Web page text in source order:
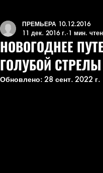
НОВОГОДНЕЕ
ГОЛУБОЙ СТРЕЛЫ
ПРЕМЬЕРА 10.12.2016
11 дек. 2016 г. 1 мин.
Обновлено: 28 сент. 2022 г.